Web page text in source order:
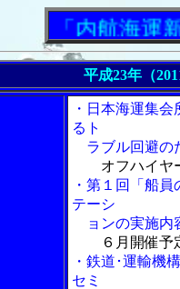
「内航海運新聞
平成23年（
・日本海運集
るト
ラブル回避の
オフハイヤ
・第１回「船
テーシ
ョンの実施内
６月開催
・鉄道･運輸機
セミ